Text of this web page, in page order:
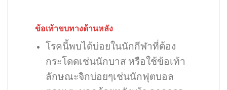
ข้อเท้าขบทางด้านหลัง
โรคนี้พบได้บ่อยในนักกีฬาที่ต้อง
กระโดดเช่นนักบาส หรือใช้ข้อเท้า
ลักษณะจิกบ่อยๆเช่นนักฟุตบอล